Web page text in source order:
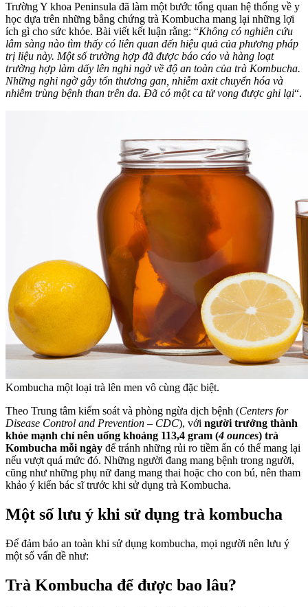
Trường Y khoa Peninsula đã làm một bước tổng quan hệ thống về y
học dựa trên những bằng chứng trà Kombucha mang lại những lợi
ích gì cho sức khỏe. Bài viết kết luận rằng: “Không có nghiên cứu
lâm sàng nào tìm thấy có liên quan đến hiệu quả của phương pháp
trị liệu này. Một số trường hợp đã được báo cáo và hàng loạt
trường hợp làm dấy lên nghi ngờ về độ an toàn của trà Kombucha.
Những nghi ngờ gây tổn thương gan, nhiễm axit chuyển hóa và
nhiễm trùng bệnh than trên da. Đã có một ca tử vong được ghi lại“.
Kombucha một loại trà lên men vô cùng đặc biệt.
Theo Trung tâm kiểm soát và phòng ngừa dịch bệnh (Centers for
Disease Control and Prevention – CDC), với người trưởng thành
khỏe mạnh chỉ nên uống khoảng 113,4 gram (4 ounces) trà
Kombucha mỗi ngày để tránh những rủi ro tiềm ẩn có thể mang lại
nếu vượt quá mức đó. Những người đang mang bệnh trong người,
cũng như những phụ nữ đang mang thai hoặc cho con bú, nên tham
khảo ý kiến bác sĩ trước khi sử dụng trà Kombucha.
Một số lưu ý khi sử dụng trà kombucha
Để đảm bảo an toàn khi sử dụng kombucha, mọi người nên lưu ý
một số vấn đề như:
Trà Kombucha để được bao lâu?